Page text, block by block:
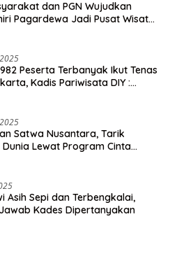
dan PGN Wujudkan
Pagardewa Jadi Pusat Wisata
Peserta Terbanyak Ikut Tenas
Kadis Pariwisata DIY :
Satwa Nusantara, Tarik
Lewat Program Cinta
Asih Sepi dan Terbengkalai,
Kades Dipertanyakan